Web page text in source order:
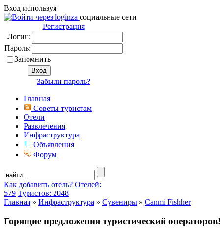
Вход используя
социальные сети
Регистрация
Логин:
Пароль:
Запомнить
Забыли пароль?
Главная
Советы туристам
Отели
Развлечения
Инфраструктура
Объявления
Форум
Как добавить отель? Отелей:
579 Туристов: 2048
Главная » Инфраструктура » Сувениры » Canmi Fishher
Горящие предложения туристический операторов!